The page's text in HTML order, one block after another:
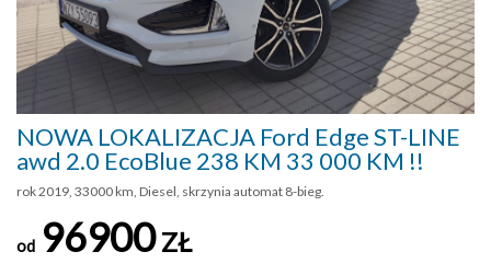
NOWA LOKALIZACJA Ford Edge ST-LINE
awd 2.0 EcoBlue 238 KM 33 000 KM !!
rok 2019, 33000 km, Diesel, skrzynia automat 8-bieg.
od 96900ZŁ